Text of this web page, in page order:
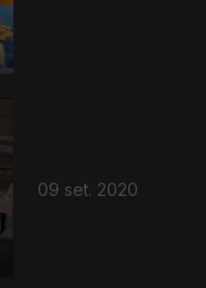
09 set. 2020